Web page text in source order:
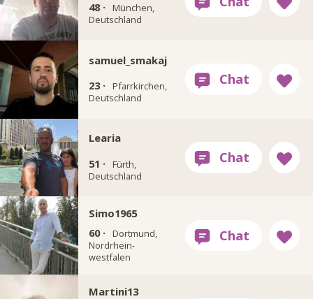
48 ·
München,
Deutschland
samuel_smakaj
23 ·
Pfarrkirchen,
Deutschland
Learia
51 ·
Fürth,
Deutschland
Simo1965
60 ·
Dortmund,
Nordrhein-
westfalen
Martini13